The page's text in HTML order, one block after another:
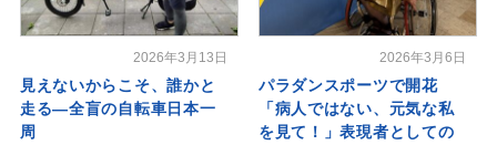
2026年3月13日
見えないからこそ、誰かと
走る―全盲の自転車日本一
周
2026年3月6日
パラダンスポーツで開花
「病人ではない、元気な私
を見て！」表現者としての